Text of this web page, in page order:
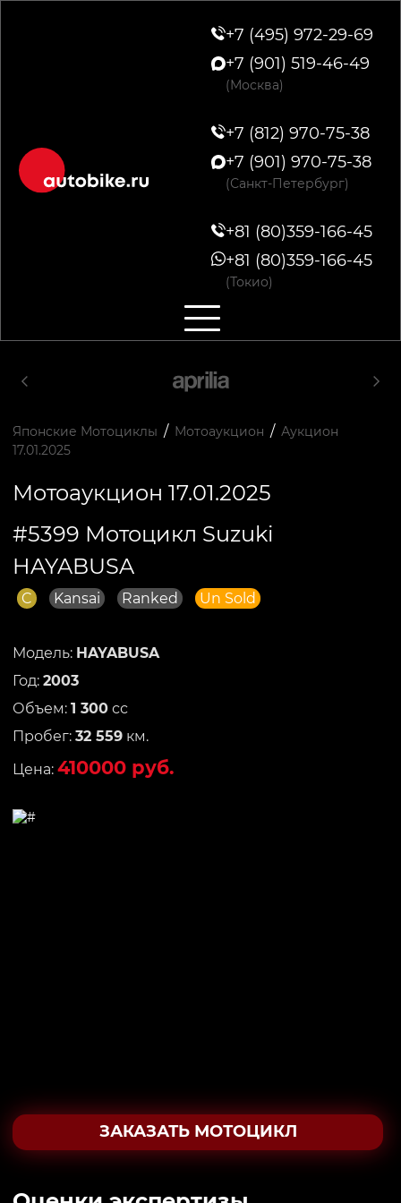
+7 (495) 972-29-69
+7 (901) 519-46-49
(Москва)
+7 (812) 970-75-38
+7 (901) 970-75-38
(Санкт-Петербург)
+81 (80)359-166-45
+81 (80)359-166-45
(Токио)
Японские Мотоциклы / Мотоаукцион / Аукцион
17.01.2025
Мотоаукцион 17.01.2025
#5399 Мотоцикл Suzuki
HAYABUSA
C Kansai Ranked Un Sold
Модель: HAYABUSA
Год: 2003
Объем: 1 300 сс
Пробег: 32 559 км.
Цена: 410000 руб.
ЗАКАЗАТЬ МОТОЦИКЛ